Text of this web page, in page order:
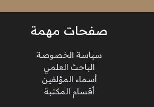
صفحات مهمة
سياسة الخصوصة
الباحث العلمي
أسماء المؤلفين
أقسام المكتبة